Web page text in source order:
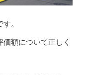
。
額について正しく